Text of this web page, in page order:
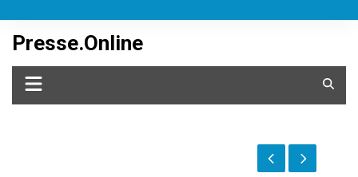
content
Presse.Online